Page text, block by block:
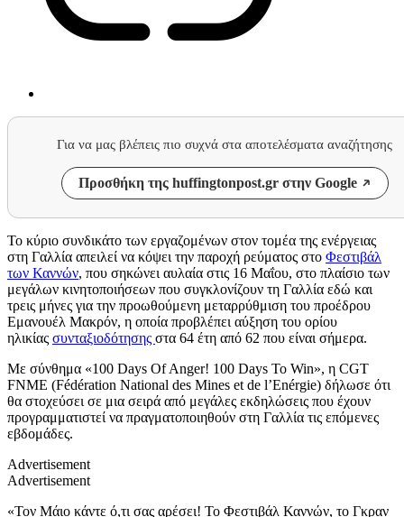
Για να μας βλέπεις πιο συχνά στα αποτελέσματα αναζήτησης
Προσθήκη της huffingtonpost.gr στην Google
Το κύριο συνδικάτο των εργαζομένων στον τομέα της ενέργειας
στη Γαλλία απειλεί να κόψει την παροχή ρεύματος στο Φεστιβάλ
των Καννών, που σηκώνει αυλαία στις 16 Μαΐου, στο πλαίσιο των
μεγάλων κινητοποιήσεων που συγκλονίζουν τη Γαλλία εδώ και
τρεις μήνες για την προωθούμενη μεταρρύθμιση του προέδρου
Εμανουέλ Μακρόν, η οποία προβλέπει αύξηση του ορίου
ηλικίας συνταξιοδότησης στα 64 έτη από 62 που είναι σήμερα.
Με σύνθημα «100 Days Of Anger! 100 Days To Win», η CGT
FNME (Fédération National des Mines et de l’Enérgie) δήλωσε ότι
θα στοχεύσει σε μια σειρά από μεγάλες εκδηλώσεις που έχουν
προγραμματιστεί να πραγματοποιηθούν στη Γαλλία τις επόμενες
εβδομάδες.
Advertisement
Advertisement
«Τον Μάιο κάντε ό,τι σας αρέσει! Το Φεστιβάλ Καννών, το Γκραν